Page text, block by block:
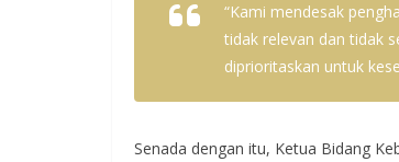
“Kami mendesak
tidak relevan dan tidak
diprioritaskan untuk
Senada dengan itu, Ketua Bidang